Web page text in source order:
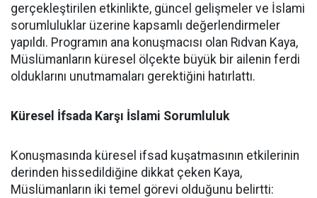
gerçekleştirilen etkinlikte, güncel gelişmeler ve İslami
sorumluluklar üzerine kapsamlı değerlendirmeler
yapıldı. Programın ana konuşmacısı olan Rıdvan Kaya,
Müslümanların küresel ölçekte büyük bir ailenin ferdi
olduklarını unutmamaları gerektiğini hatırlattı.
Küresel İfsada Karşı İslami Sorumluluk
Konuşmasında küresel ifsad kuşatmasının etkilerinin
derinden hissedildiğine dikkat çeken Kaya,
Müslümanların iki temel görevi olduğunu belirtti: